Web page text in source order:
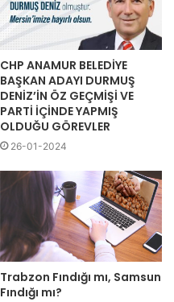
CHP ANAMUR BELEDİYE
BAŞKAN ADAYI DURMUŞ
DENİZ’İN ÖZ GEÇMİŞİ VE
PARTİ İÇİNDE YAPMIŞ
OLDUĞU GÖREVLER
26-01-2024
Trabzon Fındığı mı, Samsun
Fındığı mı?